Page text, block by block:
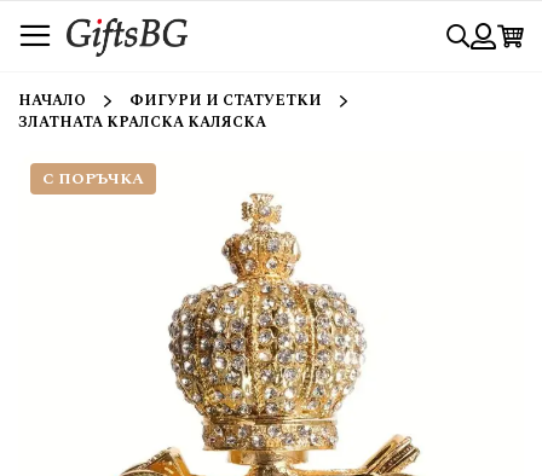
към
съдържанието
Търси
НАЧАЛО
ФИГУРИ И СТАТУЕТКИ
ЗЛАТНАТА КРАЛСКА КАЛЯСКА
С ПОРЪЧКА